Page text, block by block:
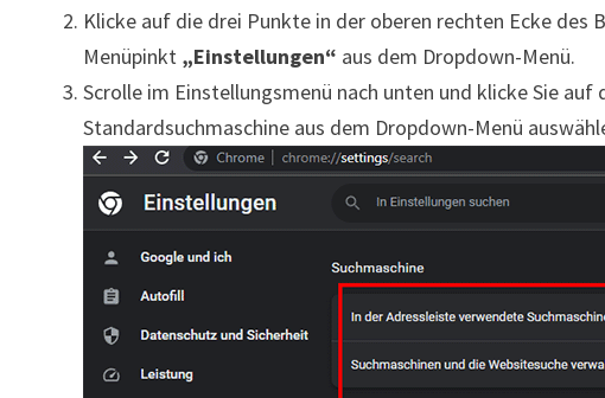
Klicke auf die drei Punkte in der oberen rechten Ecke des
Menüpinkt „Einstellungen“ aus dem Dropdown-Menü.
Scrolle im Einstellungsmenü nach unten und klicke Sie auf
Standardsuchmaschine aus dem Dropdown-Menü